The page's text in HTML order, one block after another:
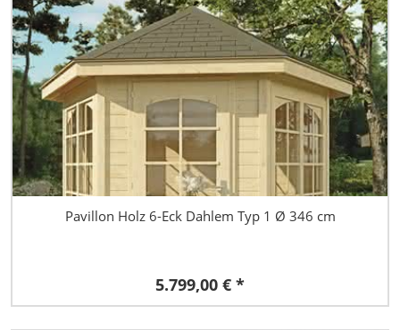
Pavillon Holz 6-Eck Dahlem Typ 1 Ø 346 cm
5.799,00 € *